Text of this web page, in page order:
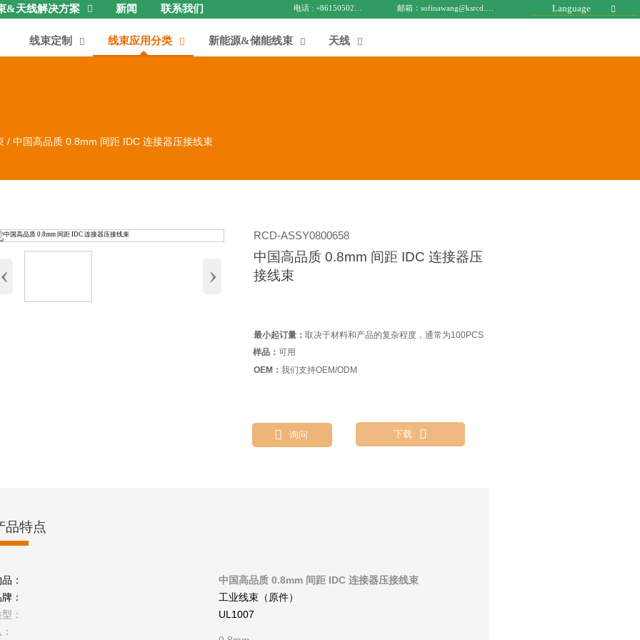
&天线解决方案  新闻 联系我们 Language 
线束定制  线束应用分类  新能源&储能线束  天线 
/ 中国高品质 0.8mm 间距 IDC 连接器压接线束
‹ ›
RCD-ASSY0800658
中国高品质 0.8mm 间距 IDC 连接器压
接线束
最小起订量： 取决于材料和产品的复杂程度，通常为100PCS
样品：可用
OEM： 我们支持OEM/ODM
 询问 下载 
品特点
：
中国高品质 0.8mm 间距 IDC 连接器压接线束
：
工业线束（原件）
：
UL1007